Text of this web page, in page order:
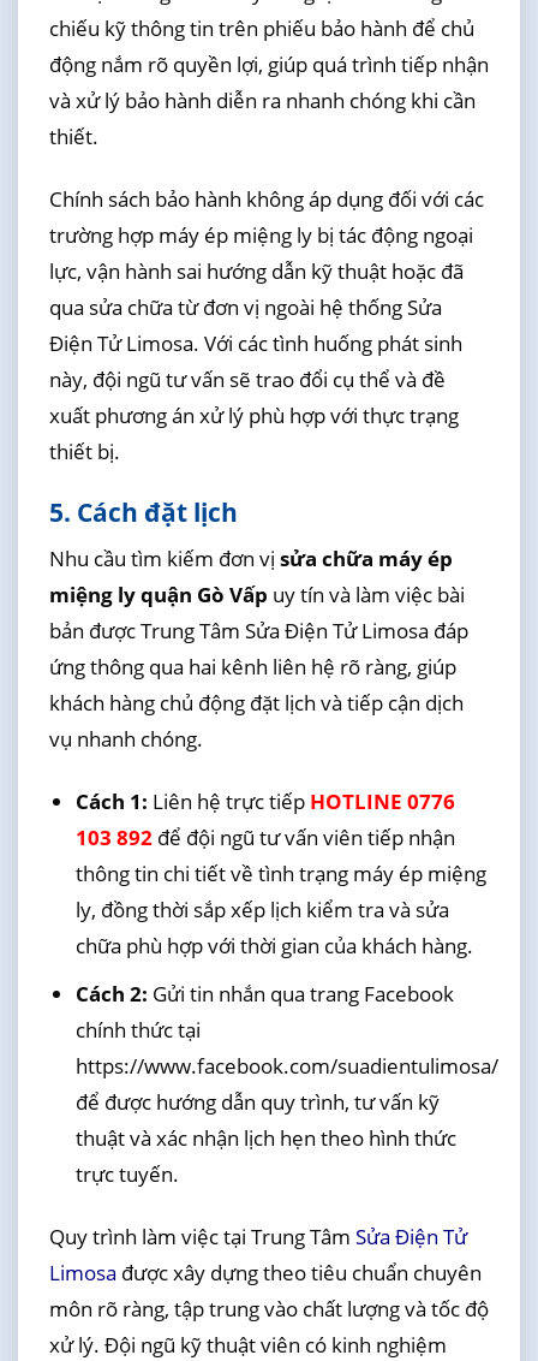
chiếu kỹ thông tin trên phiếu bảo hành để chủ
động nắm rõ quyền lợi, giúp quá trình tiếp nhận
và xử lý bảo hành diễn ra nhanh chóng khi cần
thiết.
Chính sách bảo hành không áp dụng đối với các
trường hợp máy ép miệng ly bị tác động ngoại
lực, vận hành sai hướng dẫn kỹ thuật hoặc đã
qua sửa chữa từ đơn vị ngoài hệ thống Sửa
Điện Tử Limosa. Với các tình huống phát sinh
này, đội ngũ tư vấn sẽ trao đổi cụ thể và đề
xuất phương án xử lý phù hợp với thực trạng
thiết bị.
5. Cách đặt lịch
Nhu cầu tìm kiếm đơn vị sửa chữa máy ép
miệng ly quận Gò Vấp uy tín và làm việc bài
bản được Trung Tâm Sửa Điện Tử Limosa đáp
ứng thông qua hai kênh liên hệ rõ ràng, giúp
khách hàng chủ động đặt lịch và tiếp cận dịch
vụ nhanh chóng.
Cách 1: Liên hệ trực tiếp HOTLINE 0776
103 892để đội ngũ tư vấn viên tiếp nhận
thông tin chi tiết về tình trạng máy ép miệng
ly, đồng thời sắp xếp lịch kiểm tra và sửa
chữa phù hợp với thời gian của khách hàng.
Cách 2: Gửi tin nhắn qua trang Facebook
chính thức tại
https://www.facebook.com/suadientulimosa/
để được hướng dẫn quy trình, tư vấn kỹ
thuật và xác nhận lịch hẹn theo hình thức
trực tuyến.
Quy trình làm việc tại Trung Tâm Sửa Điện Tử
Limosa được xây dựng theo tiêu chuẩn chuyên
môn rõ ràng, tập trung vào chất lượng và tốc độ
xử lý. Đội ngũ kỹ thuật viên có kinh nghiệm